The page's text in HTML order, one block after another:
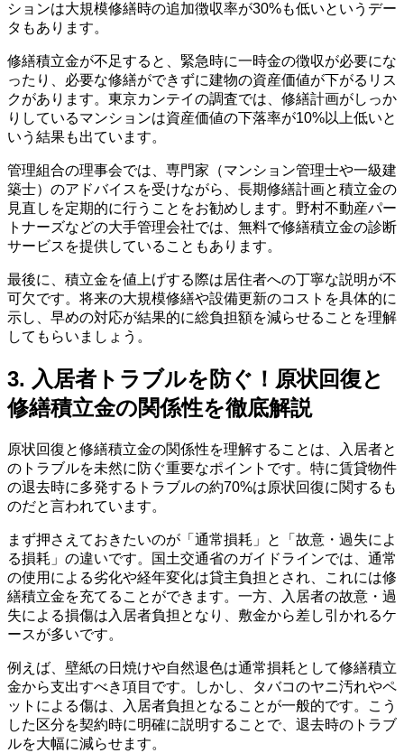
ションは大規模修繕時の追加徴収率が30%も低いというデー
タもあります。
修繕積立金が不足すると、緊急時に一時金の徴収が必要にな
ったり、必要な修繕ができずに建物の資産価値が下がるリス
クがあります。東京カンテイの調査では、修繕計画がしっか
りしているマンションは資産価値の下落率が10%以上低いと
いう結果も出ています。
管理組合の理事会では、専門家（マンション管理士や一級建
築士）のアドバイスを受けながら、長期修繕計画と積立金の
見直しを定期的に行うことをお勧めします。野村不動産パー
トナーズなどの大手管理会社では、無料で修繕積立金の診断
サービスを提供していることもあります。
最後に、積立金を値上げする際は居住者への丁寧な説明が不
可欠です。将来の大規模修繕や設備更新のコストを具体的に
示し、早めの対応が結果的に総負担額を減らせることを理解
してもらいましょう。
3. 入居者トラブルを防ぐ！原状回復と
修繕積立金の関係性を徹底解説
原状回復と修繕積立金の関係性を理解することは、入居者と
のトラブルを未然に防ぐ重要なポイントです。特に賃貸物件
の退去時に多発するトラブルの約70%は原状回復に関するも
のだと言われています。
まず押さえておきたいのが「通常損耗」と「故意・過失によ
る損耗」の違いです。国土交通省のガイドラインでは、通常
の使用による劣化や経年変化は貸主負担とされ、これには修
繕積立金を充てることができます。一方、入居者の故意・過
失による損傷は入居者負担となり、敷金から差し引かれるケ
ースが多いです。
例えば、壁紙の日焼けや自然退色は通常損耗として修繕積立
金から支出すべき項目です。しかし、タバコのヤニ汚れやペ
ットによる傷は、入居者負担となることが一般的です。こう
した区分を契約時に明確に説明することで、退去時のトラブ
ルを大幅に減らせます。